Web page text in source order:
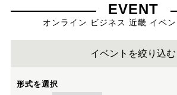
EVENT
オンライン ビジネス 近畿 イベ
イベントを絞り込む
形式を選択